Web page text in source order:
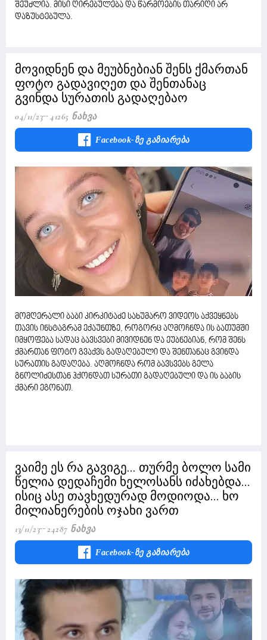
შეუძლია. მისი ღირებულება და წარმოების თარიღი არ
დაზუსტებულა.
მოვიდნენ და მეუბნებიან შენს ქმართან
ფოტო გადავიღეთ და შენთანაც
გვინდა სურათის გადაღებაო
04/11/23 41265 Ნახვა
Facebook-Ზე Გაზიარება
მომღერალი ბაბი კირკიტაძე სახუმარო ვიდეოს აქვეყნებს
თავის ინსტაგრამ ექაუნთზე, როგორც აღმოჩნდა ის ბათუმში
იმყოფება სადაც ბავსვები მივიდნენ და ეუბნებიან, რომ შენს
ქმართან ფოტო გვაქვს გადაღებული და შენთანაც გვინდა
სურათის გადაღება. აღმოჩნდა რომ ბავსვებს გელა
გნოლიძესთან ჰქონდათ სურათი გადაღებული და ის ბაბის
ქმარი ეგონათ.
ვაიმე ეს რა გავიგე... თურმე ბოლო სამი
წელია დედაჩემი ხელოსანს იძახებდა...
ისიც ასე თავხედურად მოდიოდა... ხო
მილიანერების ოჯახი ვართ
13/11/23 24287 Ნახვა
Facebook-Ზე Გაზიარება